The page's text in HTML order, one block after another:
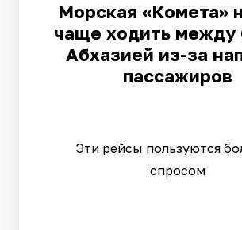
Морская «Комета»
чаще ходить между
Абхазией из-за
пассажиров
Эти рейсы пользуются
спросом